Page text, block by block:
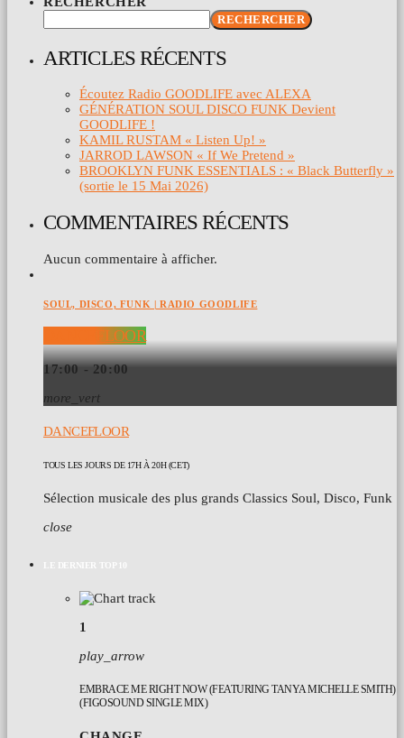
RECHERCHER
ARTICLES RÉCENTS
Écoutez Radio GOODLIFE avec ALEXA
GÉNÉRATION SOUL DISCO FUNK Devient
GOODLIFE !
KAMIL RUSTAM « Listen Up! »
JARROD LAWSON « If We Pretend »
BROOKLYN FUNK ESSENTIALS : « Black Butterfly »
(sortie le 15 Mai 2026)
COMMENTAIRES RÉCENTS
Aucun commentaire à afficher.
SOUL, DISCO, FUNK | RADIO GOODLIFE
DANCEFLOOR
17:00 - 20:00
more_vert
DANCEFLOOR
TOUS LES JOURS DE 17H À 20H (CET)
Sélection musicale des plus grands Classics Soul, Disco, Funk
close
LE DERNIER TOP 10
1
play_arrow
EMBRACE ME RIGHT NOW (FEATURING TANYA MICHELLE SMITH)
(FIGOSOUND SINGLE MIX)